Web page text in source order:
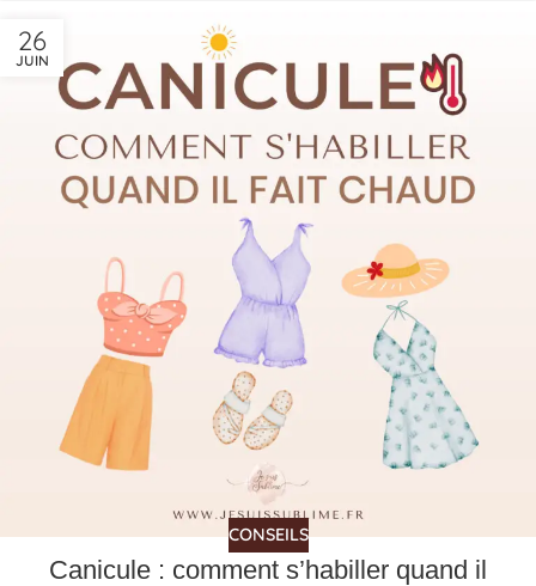
26
JUIN
CONSEILS
Canicule : comment s’habiller quand il